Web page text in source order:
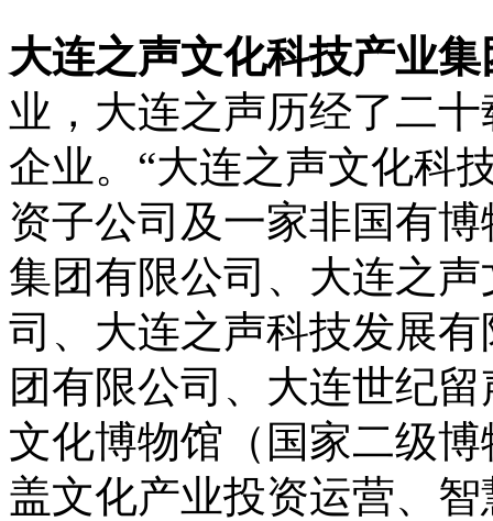
大连之声文化科技产业集
业，大连之声历经了二
企业。“大连之声文化科
资子公司及一家非国有
集团有限公司、大连之
司、大连之声科技发展
团有限公司、大连世纪
文化博物馆（国家二级
盖文化产业投资运营、